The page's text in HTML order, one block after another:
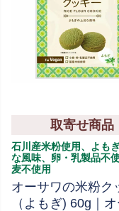
取寄せ商品
石川産米粉使用、よも
な風味、卵・乳製品不
麦不使用
オーサワの米粉ク
（よもぎ) 60g｜